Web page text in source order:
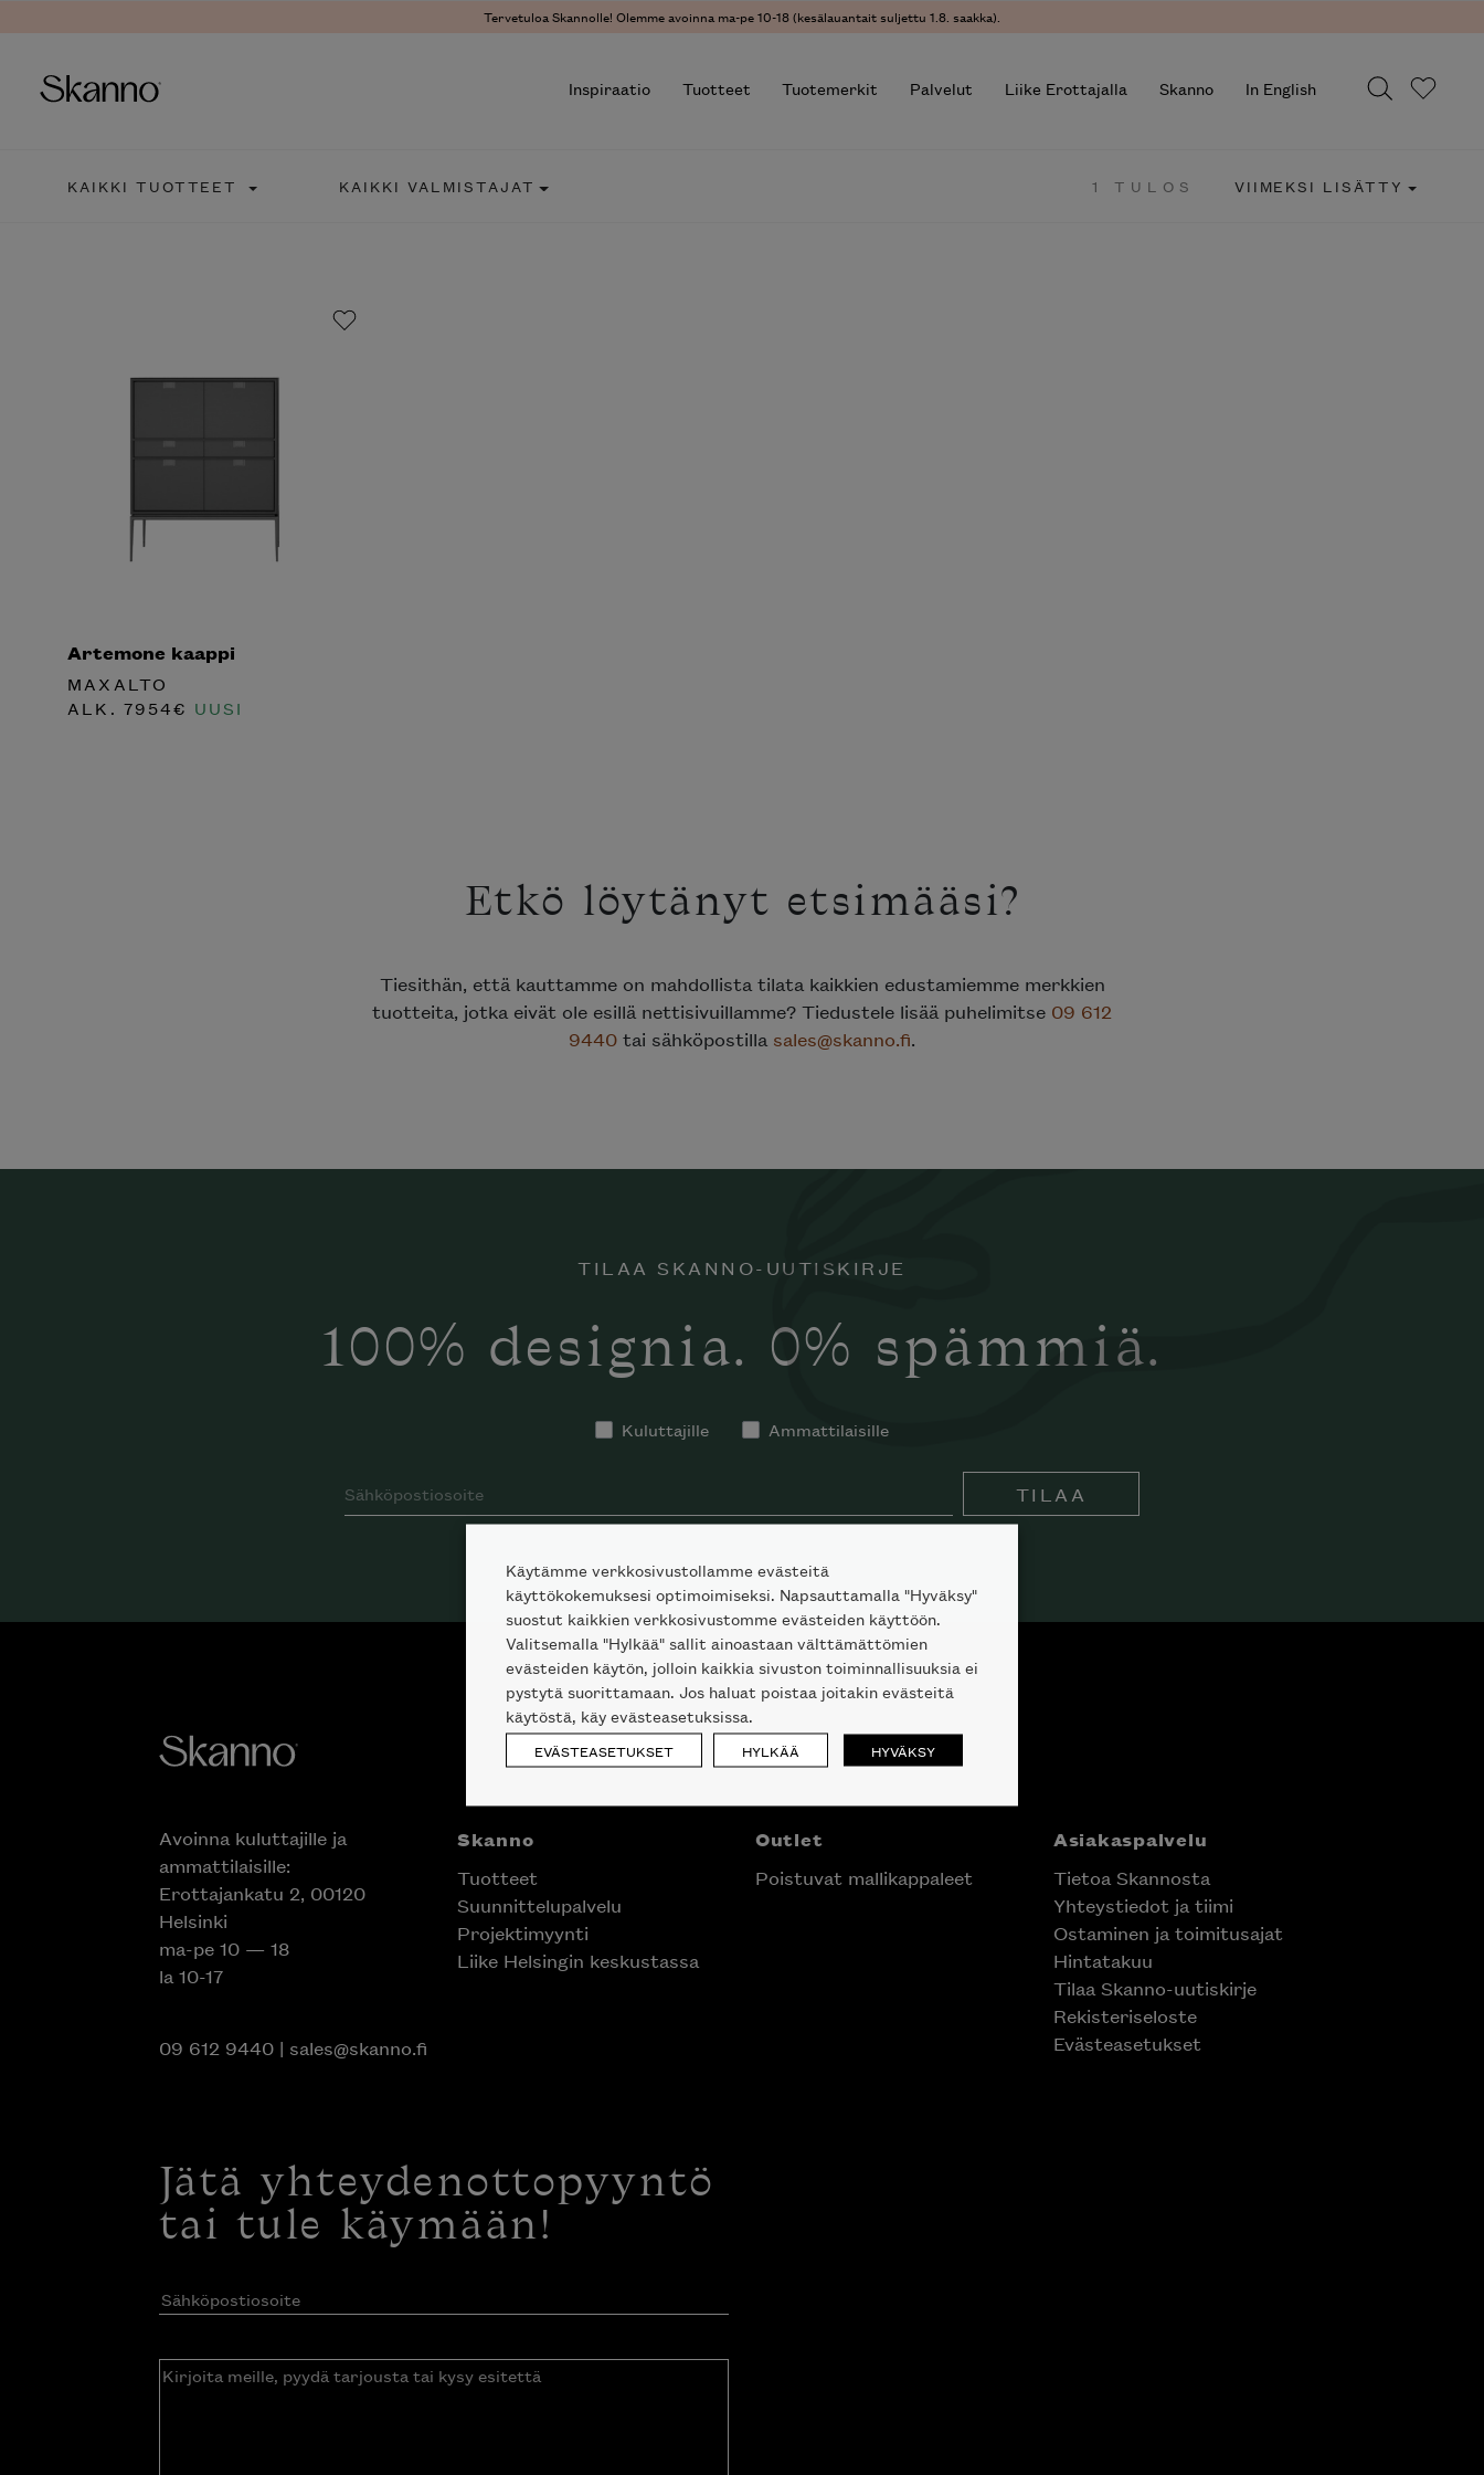
Tervetuloa Skannolle! Olemme avoinna ma-pe 10-18 (kesälauantait suljettu 1.8. saakka).
Inspiraatio Tuotteet Tuotemerkit Palvelut Liike Erottajalla Skanno In English
KAIKKI TUOTTEET KAIKKI VALMISTAJAT 1 TULOS VIIMEKSI LISÄTTY
Artemone kaappi
MAXALTO
ALK.7954€ UUSI
Etkö löytänyt etsimääsi?
Tiesithän, että kauttamme on mahdollista tilata kaikkien edustamiemme merkkien
tuotteita, jotka eivät ole esillä nettisivuillamme? Tiedustele lisää puhelimitse 09 612
9440 tai sähköpostilla sales@skanno.fi.
TILAA SKANNO-UUTISKIRJE
100% designia. 0% spämmiä.
Kuluttajille Ammattilaisille
TILAA
Avoinna kuluttajille ja
ammattilaisille:
Erottajankatu 2, 00120
Helsinki
ma-pe 10 — 18
la 10-17
09 612 9440| sales@skanno.fi
Skanno
Tuotteet
Suunnittelupalvelu
Projektimyynti
Liike Helsingin keskustassa
Outlet
Poistuvat mallikappaleet
Asiakaspalvelu
Tietoa Skannosta
Yhteystiedot ja tiimi
Ostaminen ja toimitusajat
Hintatakuu
Tilaa Skanno-uutiskirje
Rekisteriseloste
Evästeasetukset
Jätä yhteydenottopyyntö
tai tule käymään!
Sähköpostiosoite(Pakollinen)
Kirjoita
Käytämme verkkosivustollamme evästeitä
käyttökokemuksesi optimoimiseksi. Napsauttamalla "Hyväksy"
suostut kaikkien verkkosivustomme evästeiden käyttöön.
Valitsemalla "Hylkää" sallit ainoastaan välttämättömien
evästeiden käytön, jolloin kaikkia sivuston toiminnallisuuksia ei
pystytä suorittamaan. Jos haluat poistaa joitakin evästeitä
käytöstä, käy evästeasetuksissa.
EVÄSTEASETUKSET HYLKÄÄ HYVÄKSY